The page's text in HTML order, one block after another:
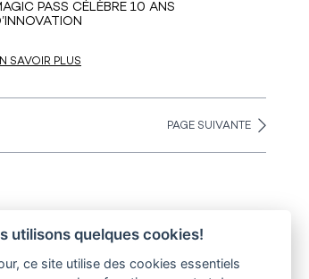
PASS CÉLÈBRE 10 ANS
SAVOIR PLUS
PAGE SUIVANTE
magazine
utilisons quelques cookies!
ce site utilise des cookies essentiels